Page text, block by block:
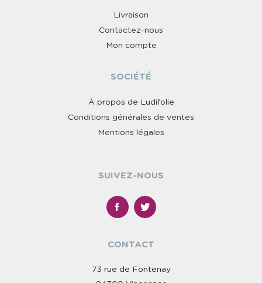
Livraison
Contactez-nous
Mon compte
SOCIÉTÉ
À propos de Ludifolie
Conditions générales de ventes
Mentions légales
SUIVEZ-NOUS
CONTACT
73 rue de Fontenay